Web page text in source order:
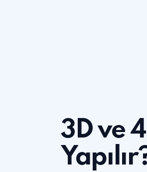
3D ve